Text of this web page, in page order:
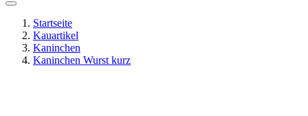
Startseite
Kauartikel
Kaninchen
Kaninchen Wurst kurz